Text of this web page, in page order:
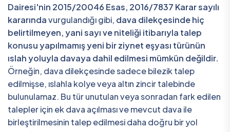
Dairesi'nin 2015/20046 Esas, 2016/7837 Karar sayılı
kararındavurgulandığı gibi, dava dilekçesinde hiç
belirtilmeyen, yani sayı ve niteliği itibarıyla talep
konusu yapılmamış yeni bir ziynet eşyası türünün
ıslah yoluyla davaya dahil edilmesi mümkün değildir.
Örneğin, dava dilekçesinde sadece bilezik talep
edilmişse, ıslahla kolye veya altın zincir talebinde
bulunulamaz. Bu tür unutulan veya sonradan fark edilen
talepler için ek dava açılması ve mevcut dava ile
birleştirilmesinin talep edilmesi daha doğru bir yol